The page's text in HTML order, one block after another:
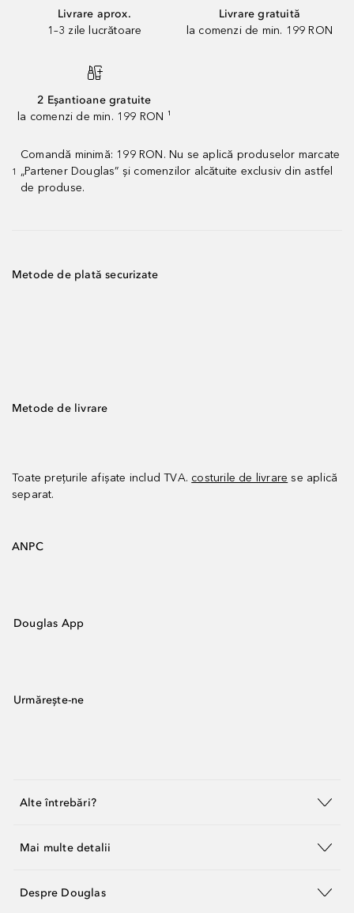
Livrare aprox.
1–3 zile lucrătoare
Livrare gratuită
la comenzi de min. 199 RON
2 Eșantioane gratuite
la comenzi de min. 199 RON ¹
1
Comandă minimă: 199 RON. Nu se aplică produselor marcate
„Partener Douglas” și comenzilor alcătuite exclusiv din astfel
de produse.
Metode de plată securizate
Metode de livrare
Toate prețurile afișate includ TVA. costurile de livrare se aplică
separat.
ANPC
Douglas App
Urmărește-ne
Alte întrebări?
Mai multe detalii
Despre Douglas